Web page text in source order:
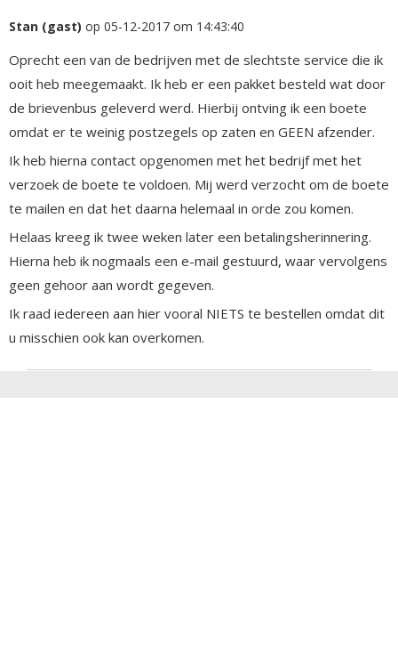
Stan (gast) op 05-12-2017 om 14:43:40
Oprecht een van de bedrijven met de slechtste service die ik
ooit heb meegemaakt. Ik heb er een pakket besteld wat door
de brievenbus geleverd werd. Hierbij ontving ik een boete
omdat er te weinig postzegels op zaten en GEEN afzender.
Ik heb hierna contact opgenomen met het bedrijf met het
verzoek de boete te voldoen. Mij werd verzocht om de boete
te mailen en dat het daarna helemaal in orde zou komen.
Helaas kreeg ik twee weken later een betalingsherinnering.
Hierna heb ik nogmaals een e-mail gestuurd, waar vervolgens
geen gehoor aan wordt gegeven.
Ik raad iedereen aan hier vooral NIETS te bestellen omdat dit
u misschien ook kan overkomen.